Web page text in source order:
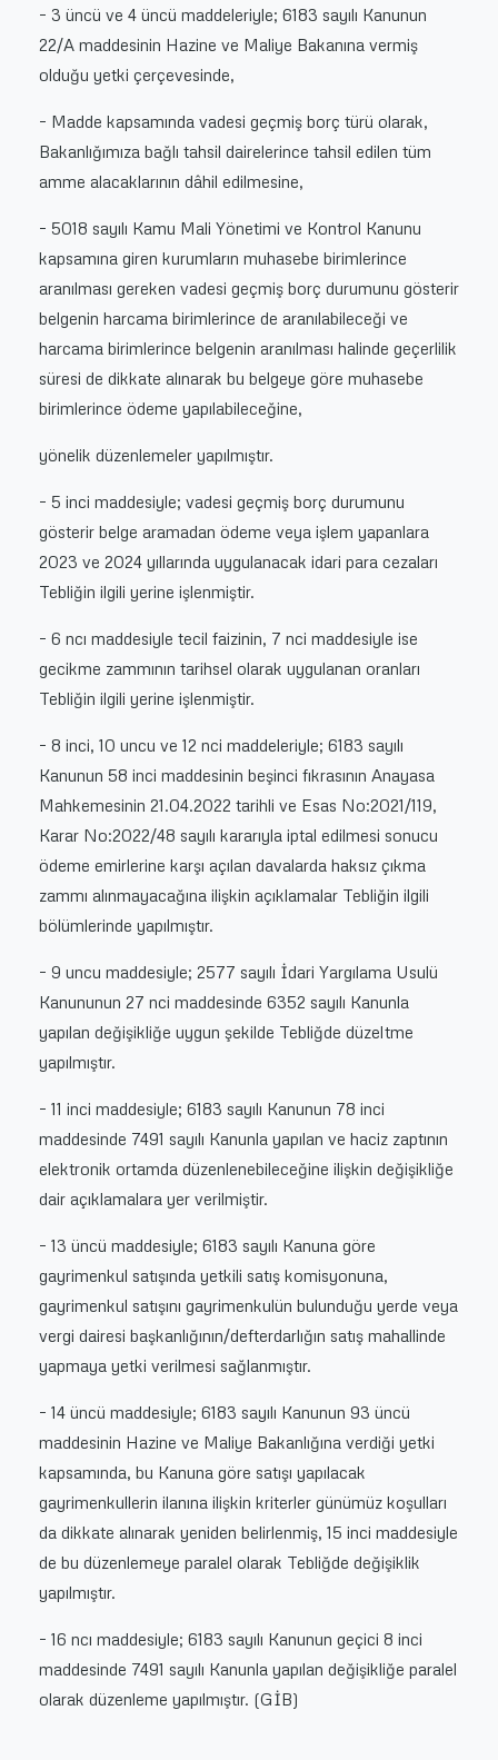
– 3 üncü ve 4 üncü maddeleriyle; 6183 sayılı Kanunun
22/A maddesinin Hazine ve Maliye Bakanına vermiş
olduğu yetki çerçevesinde,
– Madde kapsamında vadesi geçmiş borç türü olarak,
Bakanlığımıza bağlı tahsil dairelerince tahsil edilen tüm
amme alacaklarının dâhil edilmesine,
– 5018 sayılı Kamu Mali Yönetimi ve Kontrol Kanunu
kapsamına giren kurumların muhasebe birimlerince
aranılması gereken vadesi geçmiş borç durumunu gösterir
belgenin harcama birimlerince de aranılabileceği ve
harcama birimlerince belgenin aranılması halinde geçerlilik
süresi de dikkate alınarak bu belgeye göre muhasebe
birimlerince ödeme yapılabileceğine,
yönelik düzenlemeler yapılmıştır.
– 5 inci maddesiyle; vadesi geçmiş borç durumunu
gösterir belge aramadan ödeme veya işlem yapanlara
2023 ve 2024 yıllarında uygulanacak idari para cezaları
Tebliğin ilgili yerine işlenmiştir.
– 6 ncı maddesiyle tecil faizinin, 7 nci maddesiyle ise
gecikme zammının tarihsel olarak uygulanan oranları
Tebliğin ilgili yerine işlenmiştir.
– 8 inci, 10 uncu ve 12 nci maddeleriyle; 6183 sayılı
Kanunun 58 inci maddesinin beşinci fıkrasının Anayasa
Mahkemesinin 21.04.2022 tarihli ve Esas No:2021/119,
Karar No:2022/48 sayılı kararıyla iptal edilmesi sonucu
ödeme emirlerine karşı açılan davalarda haksız çıkma
zammı alınmayacağına ilişkin açıklamalar Tebliğin ilgili
bölümlerinde yapılmıştır.
– 9 uncu maddesiyle; 2577 sayılı İdari Yargılama Usulü
Kanununun 27 nci maddesinde 6352 sayılı Kanunla
yapılan değişikliğe uygun şekilde Tebliğde düzeltme
yapılmıştır.
– 11 inci maddesiyle; 6183 sayılı Kanunun 78 inci
maddesinde 7491 sayılı Kanunla yapılan ve haciz zaptının
elektronik ortamda düzenlenebileceğine ilişkin değişikliğe
dair açıklamalara yer verilmiştir.
– 13 üncü maddesiyle; 6183 sayılı Kanuna göre
gayrimenkul satışında yetkili satış komisyonuna,
gayrimenkul satışını gayrimenkulün bulunduğu yerde veya
vergi dairesi başkanlığının/defterdarlığın satış mahallinde
yapmaya yetki verilmesi sağlanmıştır.
– 14 üncü maddesiyle; 6183 sayılı Kanunun 93 üncü
maddesinin Hazine ve Maliye Bakanlığına verdiği yetki
kapsamında, bu Kanuna göre satışı yapılacak
gayrimenkullerin ilanına ilişkin kriterler günümüz koşulları
da dikkate alınarak yeniden belirlenmiş, 15 inci maddesiyle
de bu düzenlemeye paralel olarak Tebliğde değişiklik
yapılmıştır.
– 16 ncı maddesiyle; 6183 sayılı Kanunun geçici 8 inci
maddesinde 7491 sayılı Kanunla yapılan değişikliğe paralel
olarak düzenleme yapılmıştır. (GİB)